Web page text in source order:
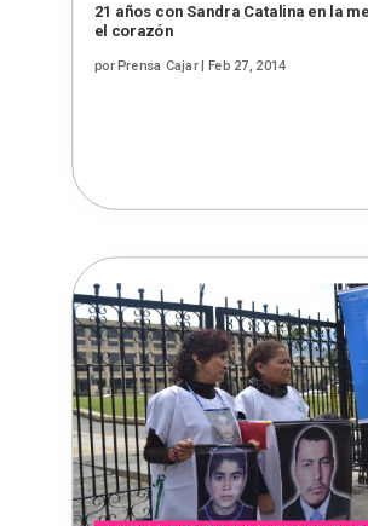
21 años con Sandra Catalina en la
el corazón
porPrensa Cajar| Feb 27, 2014